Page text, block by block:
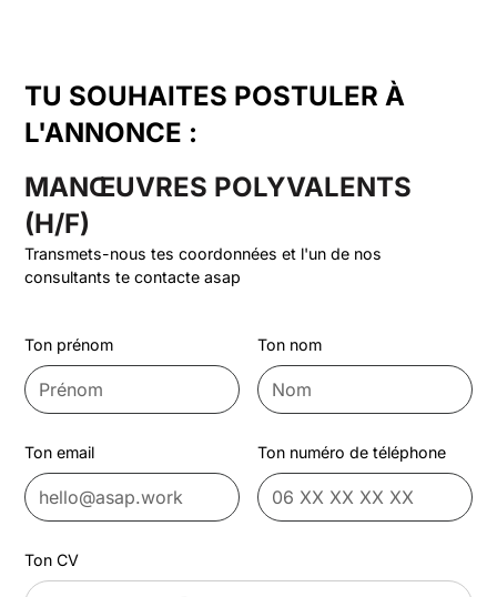
TU SOUHAITES POSTULER À
L'ANNONCE :
MANŒUVRES POLYVALENTS
(H/F)
Transmets-nous tes coordonnées et l'un de nos
consultants te contacte asap
Ton prénom Ton nom
Ton email Ton numéro de téléphone
Ton CV